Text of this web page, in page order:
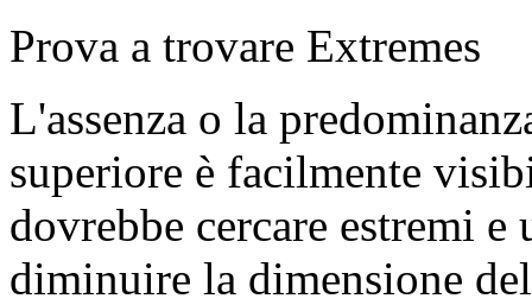
Prova a trovare Extremes
L'assenza o la
superiore è facilmente
dovrebbe cercare estremi
diminuire la dimensione